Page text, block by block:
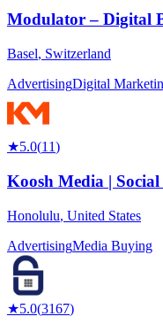
Modulator – Digital
Basel, Switzerland
AdvertisingDigital
★5.0(11)
Koosh Media |
Honolulu, United States
AdvertisingMedia Buying
★5.0(3167)